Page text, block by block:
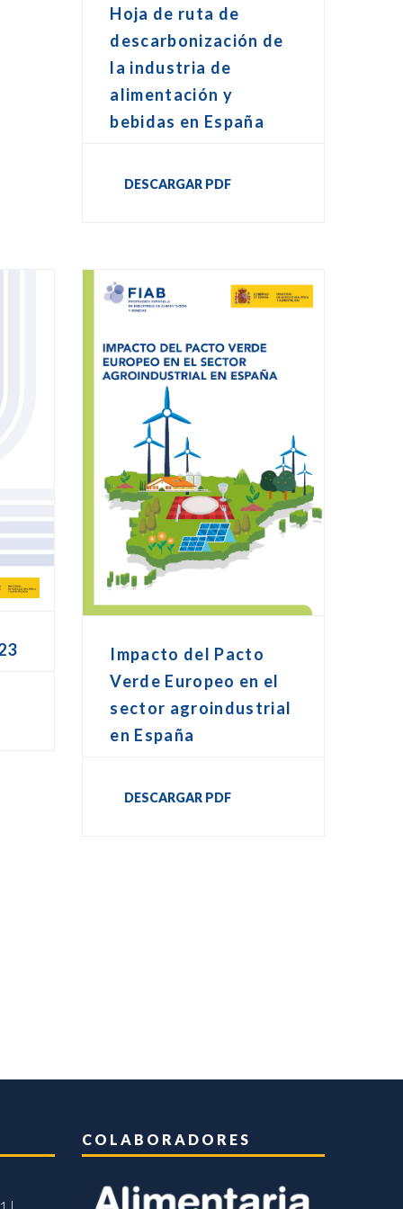
Hoja de ruta de
descarbonización de
la industria de
alimentación y
bebidas en España
DESCARGAR PDF
Impacto del Pacto
Verde Europeo en el
sector agroindustrial
en España
DESCARGAR PDF
COLABORADORES